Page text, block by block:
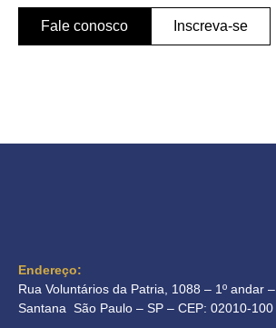
Fale conosco Inscreva-se
Endereço:
Rua Voluntários da Patria, 1088 – 1º andar –
Santana São Paulo – SP – CEP: 02010-100